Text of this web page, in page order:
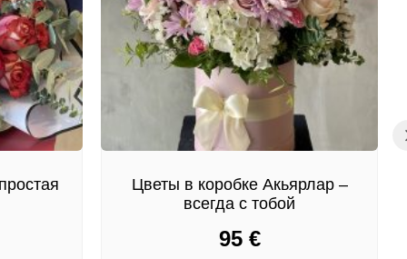
Цветы в коробке Акьярлар –
всегда с тобой
95 €